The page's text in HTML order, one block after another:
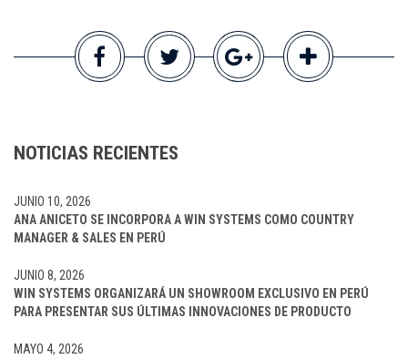
NOTICIAS RECIENTES
ANA ANICETO SE INCORPORA A WIN SYSTEMS COMO COUNTRY
MANAGER & SALES EN PERÚ
JUNIO 10, 2026
WIN SYSTEMS ORGANIZARÁ UN SHOWROOM EXCLUSIVO EN PERÚ
PARA PRESENTAR SUS ÚLTIMAS INNOVACIONES DE PRODUCTO
JUNIO 8, 2026
MAYO 4, 2026